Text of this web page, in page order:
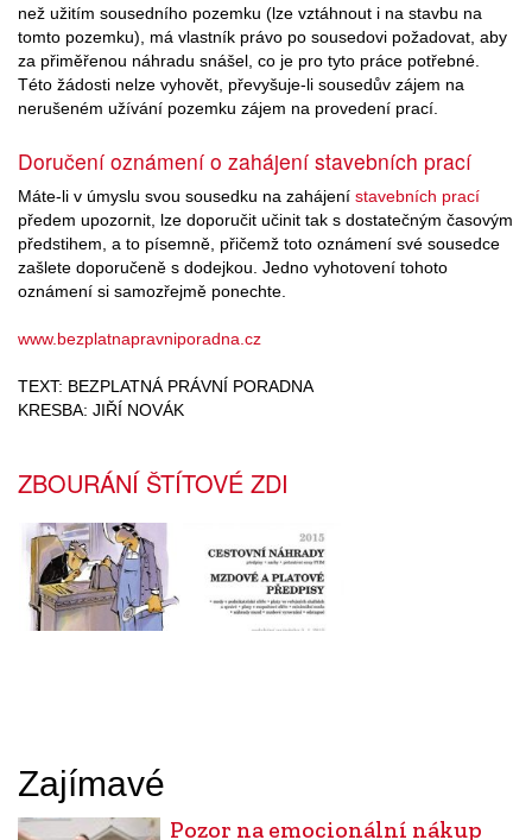
než užitím sousedního pozemku (lze vztáhnout i na stavbu na
tomto pozemku), má vlastník právo po sousedovi požadovat, aby
za přiměřenou náhradu snášel, co je pro tyto práce potřebné.
Této žádosti nelze vyhovět, převyšuje-li sousedův zájem na
nerušeném užívání pozemku zájem na provedení prací.
Doručení oznámení o zahájení stavebních prací
Máte-li v úmyslu svou sousedku na zahájení stavebních prací
předem upozornit, lze doporučit učinit tak s dostatečným časovým
předstihem, a to písemně, přičemž toto oznámení své sousedce
zašlete doporučeně s dodejkou. Jedno vyhotovení tohoto
oznámení si samozřejmě ponechte.
www.bezplatnapravniporadna.cz
TEXT: BEZPLATNÁ PRÁVNÍ PORADNA
KRESBA: JIŘÍ NOVÁK
ZBOURÁNÍ ŠTÍTOVÉ ZDI
Zajímavé
Pozor na emocionální nákup